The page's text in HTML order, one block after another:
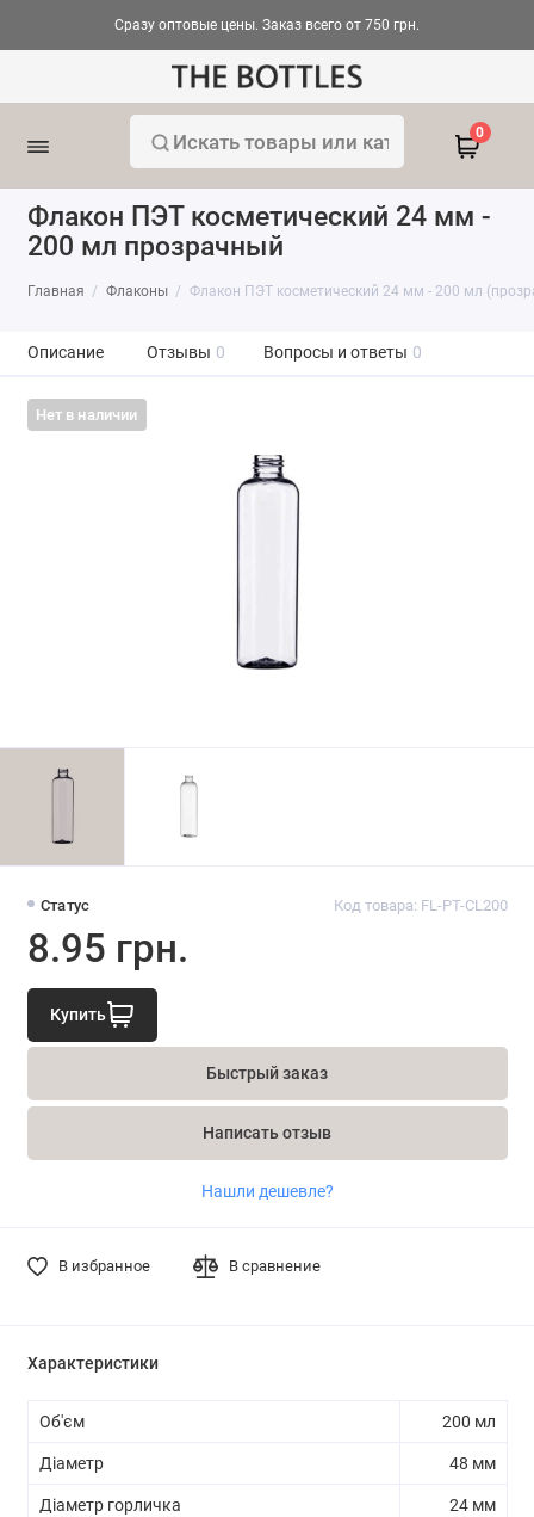
Сразу оптовые цены. Заказ всего от 750 грн.
0
Флакон ПЭТ косметический 24 мм -
200 мл прозрачный
Главная Флаконы Флакон ПЭТ косметический 24 мм - 200 мл
Описание Отзывы 0 Вопросы и ответы 0
Нет в наличии
Статус Код товара: FL-PT-CL200
8.95 грн.
Купить
Быстрый заказ
Написать отзыв
Нашли дешевле?
В избранное В сравнение
Характеристики
Об'єм 200 мл
Діаметр 48 мм
Діаметр горличка 24 мм